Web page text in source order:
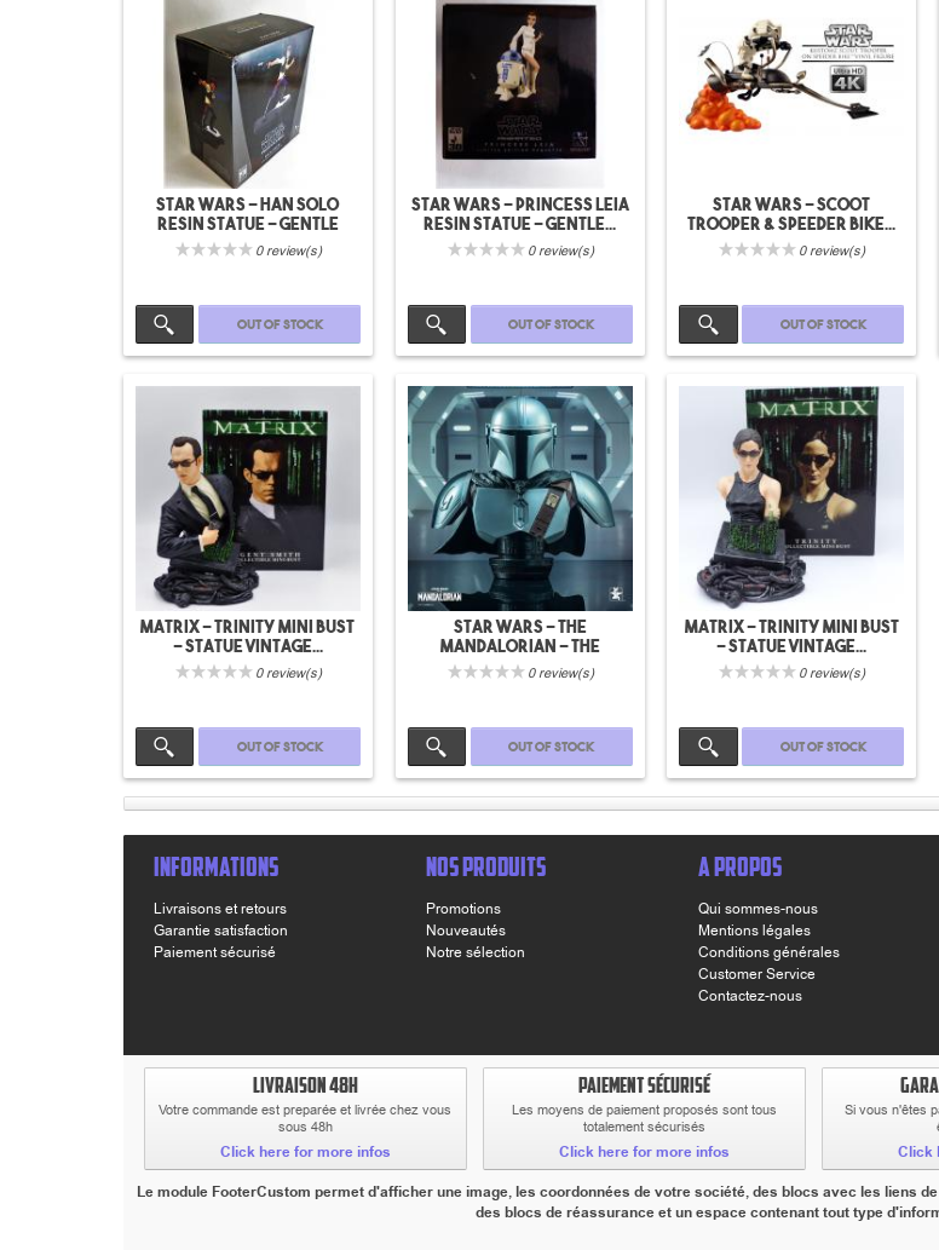
Star wars - Han Solo
resin statue - gentle
giant0 review(s)
Out of stock
Star wars - Princess Leia
resin statue - gentle...
0 review(s)
Out of stock
Star wars - scoot
trooper & speeder bike...
0 review(s)
Out of stock
Matrix - Trinity mini bust
- Statue vintage...
0 review(s)
Out of stock
Star wars - The
Mandalorian - The
Mandalorian -...
0 review(s)
Out of stock
Matrix - Trinity mini bust
- Statue vintage...
0 review(s)
Out of stock
INFORMATIONS
Livraisons et retours
Garantie satisfaction
Paiement sécurisé
NOS PRODUITS
Promotions
Nouveautés
Notre sélection
A PROPOS
Qui sommes-nous
Mentions légales
Conditions générales
Customer Service
Contactez-nous
LIVRAISON 48H
Votre commande est preparée et livrée chez vous
sous 48h
Click here for more infos
PAIEMENT SÉCURISÉ
Les moyens de paiement proposés sont tous
totalement sécurisés
Click here for more infos
Si vous n'êtes
Click
Le module FooterCustom permet d'afficher une image, les coordonnées de votre société, des blocs avec les liens
des blocs de réassurance et un espace contenant tout type